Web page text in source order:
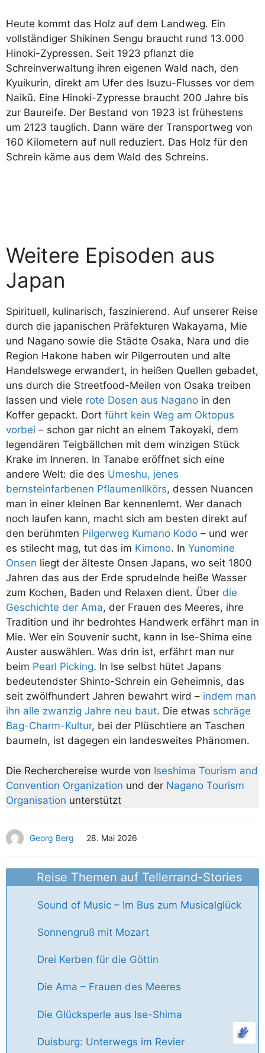
Heute kommt das Holz auf dem Landweg. Ein
vollständiger Shikinen Sengu braucht rund 13.000
Hinoki-Zypressen. Seit 1923 pflanzt die
Schreinverwaltung ihren eigenen Wald nach, den
Kyuikurin, direkt am Ufer des Isuzu-Flusses vor dem
Naikū. Eine Hinoki-Zypresse braucht 200 Jahre bis
zur Baureife. Der Bestand von 1923 ist frühestens
um 2123 tauglich. Dann wäre der Transportweg von
160 Kilometern auf null reduziert. Das Holz für den
Schrein käme aus dem Wald des Schreins.
Weitere Episoden aus
Japan
Spirituell, kulinarisch, faszinierend. Auf unserer Reise
durch die japanischen Präfekturen Wakayama, Mie
und Nagano sowie die Städte Osaka, Nara und die
Region Hakone haben wir Pilgerrouten und alte
Handelswege erwandert, in heißen Quellen gebadet,
uns durch die Streetfood-Meilen von Osaka treiben
lassen und viele rote Dosen aus Nagano in den
Koffer gepackt. Dort führt kein Weg am Oktopus
vorbei – schon gar nicht an einem Takoyaki, dem
legendären Teigbällchen mit dem winzigen Stück
Krake im Inneren. In Tanabe eröffnet sich eine
andere Welt: die des Umeshu, jenes
bernsteinfarbenen Pflaumenlikörs, dessen Nuancen
man in einer kleinen Bar kennenlernt. Wer danach
noch laufen kann, macht sich am besten direkt auf
den berühmten Pilgerweg Kumano Kodo – und wer
es stilecht mag, tut das im Kimono. In Yunomine
Onsen liegt der älteste Onsen Japans, wo seit 1800
Jahren das aus der Erde sprudelnde heiße Wasser
zum Kochen, Baden und Relaxen dient. Über die
Geschichte der Ama, der Frauen des Meeres, ihre
Tradition und ihr bedrohtes Handwerk erfährt man in
Mie. Wer ein Souvenir sucht, kann in Ise-Shima eine
Auster auswählen. Was drin ist, erfährt man nur
beim Pearl Picking. In Ise selbst hütet Japans
bedeutendster Shinto-Schrein ein Geheimnis, das
seit zwölfhundert Jahren bewahrt wird – indem man
ihn alle zwanzig Jahre neu baut. Die etwas schräge
Bag-Charm-Kultur, bei der Plüschtiere an Taschen
baumeln, ist dagegen ein landesweites Phänomen.
Die Recherchereise wurde von Iseshima Tourism and
Convention Organization und der Nagano Tourism
Organisation unterstützt
Georg Berg 28. Mai 2026
Reise Themen auf Tellerrand-Stories
Sound of Music – Im Bus zum Musicalglück
Sonnengruß mit Mozart
Drei Kerben für die Göttin
Die Ama – Frauen des Meeres
Die Glücksperle aus Ise-Shima
Duisburg: Unterwegs im Revier